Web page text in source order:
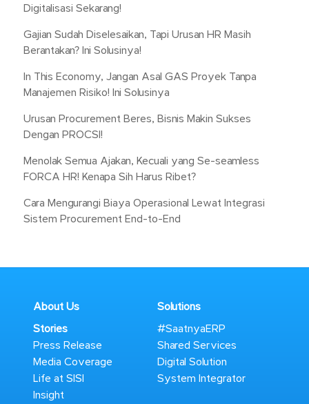
Digitalisasi Sekarang!
Gajian Sudah Diselesaikan, Tapi Urusan HR Masih
Berantakan? Ini Solusinya!
In This Economy, Jangan Asal GAS Proyek Tanpa
Manajemen Risiko! Ini Solusinya
Urusan Procurement Beres, Bisnis Makin Sukses
Dengan PROCSI!
Menolak Semua Ajakan, Kecuali yang Se-seamless
FORCA HR! Kenapa Sih Harus Ribet?
Cara Mengurangi Biaya Operasional Lewat Integrasi
Sistem Procurement End-to-End
About Us
Stories
Press Release
Media Coverage
Life at SISI
Insight
Solutions
#SaatnyaERP
Shared Services
Digital Solution
System Integrator